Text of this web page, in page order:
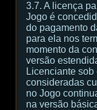
3.7. A licença
Jogo é
do pagamento
para ela nos
momento da
versão
Licenciante
consideradas
no Jogo
na versão